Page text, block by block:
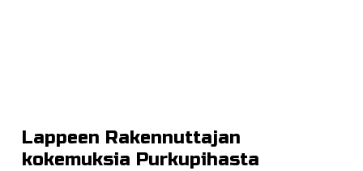
Lappeen Rakennuttajan
kokemuksia Purkupihasta